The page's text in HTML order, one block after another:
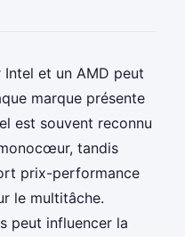
et un AMD peut
marque présente
est souvent reconnu
tandis
prix-performance
le multitâche.
peut influencer la